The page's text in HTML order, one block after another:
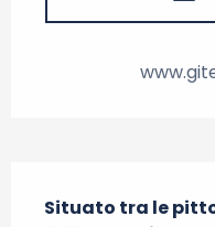
Situato tra le